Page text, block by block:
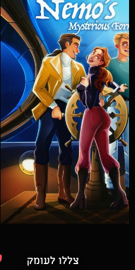
צללו לעומק